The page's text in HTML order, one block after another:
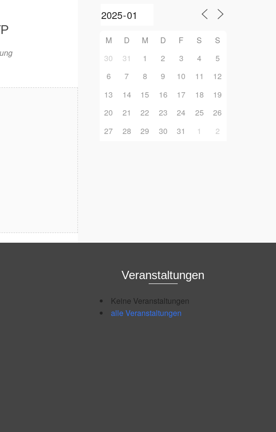
M D M D F S
S
30
31 1 2 3 4
5
6
7 8 9 10 11
12
13
14 15 16 17 18
19
20
21 22 23 24 25
26
27
28 29 30 31 1 2
Veranstaltungen
Keine Veranstaltungen
alle Veranstaltungen